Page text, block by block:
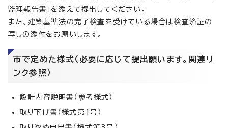
監理報告書」を添えて提出してください。
また、建築基準法の完了検査を受けている場合は検査済証の
写しの添付をお願いします。
市で定めた様式（必要に応じて提出願います。関連リ
ンク参照）
設計内容説明書（参考様式）
取り下げ書（様式第1号）